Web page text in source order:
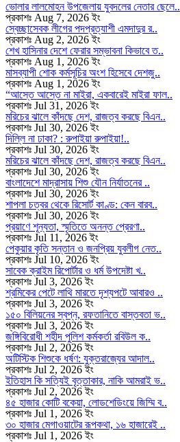
ভোলার লালমোহন উপজেলায় যুবদলের নেতার ছেলে..
প্রকাশঃ Aug 7, 2026 ইং
স্বেচ্ছাসেবক লীগের পদপ্রত্যাশী এমদাদুর র..
প্রকাশঃ Aug 2, 2026 ইং
শেখ হাসিনার দেশে ফেরার সম্ভাবনা কিভাবে ত..
প্রকাশঃ Aug 1, 2026 ইং
মাসব্যাপী শোক কর্মসূচির অংশ হিসেবে দেশজু..
প্রকাশঃ Aug 1, 2026 ইং
“আস্তে আস্তে না মাইরা, একবারেই মাইরা ফাল..
প্রকাশঃ Jul 31, 2026 ইং
মরিচের ঝালে কাঁদছে দেশ, রাজত্ব করছে বিএন..
প্রকাশঃ Jul 30, 2026 ইং
দিল্লি না ঢাকা? : রুপাইয়া রুপাইয়া!..
প্রকাশঃ Jul 30, 2026 ইং
মরিচের ঝালে কাঁদছে দেশ, রাজত্ব করছে বিএন..
প্রকাশঃ Jul 30, 2026 ইং
বাংলাদেশে মাদ্রাসায় শিশু যৌন নির্যাতনের ..
প্রকাশঃ Jul 30, 2026 ইং
শাপলা চত্বর থেকে রিসোর্ট কাণ্ড: কেন বারব..
প্রকাশঃ Jul 30, 2026 ইং
প্রয়াণে শূন্যতা, স্মৃতিতে অনন্ত প্রেরণা..
প্রকাশঃ Jul 11, 2026 ইং
পেকুয়ার কৃতি সন্তান ও জনপ্রিয় যুবলীগ নেত..
প্রকাশঃ Jul 10, 2026 ইং
সাবেক ক্রাইম রিপোর্টার ও ধর্ম উপদেষ্টা খ..
প্রকাশঃ Jul 3, 2026 ইং
শ্রমিকের পেটে লাথি মারতে দৃশ্যপটে আবারও ..
প্রকাশঃ Jul 3, 2026 ইং
১৫০ বিলিয়নের স্বপ্ন, রফতানিতে বাস্তবতা ভ..
প্রকাশঃ Jul 3, 2026 ইং
জঙ্গিবিরোধী শহীদ পুলিশ কর্মকর্তা রবিউল ক..
প্রকাশঃ Jul 2, 2026 ইং
অটিস্টিক শিশুকে ধর্ষণ: যুক্তরাজ্যের আদাল..
প্রকাশঃ Jul 2, 2026 ইং
ইতিহাস কি সত্যিই বৃত্তাকার, নাকি আমরাই ভ..
প্রকাশঃ Jul 2, 2026 ইং
৪৫ হাজার কোটি বকেয়া, লোডশেডিংয়ে জিম্মি ব..
প্রকাশঃ Jul 1, 2026 ইং
৩০ হাজার মেগাওয়াটের রূপকথা, ১৬ হাজারেই ..
প্রকাশঃ Jul 1, 2026 ইং